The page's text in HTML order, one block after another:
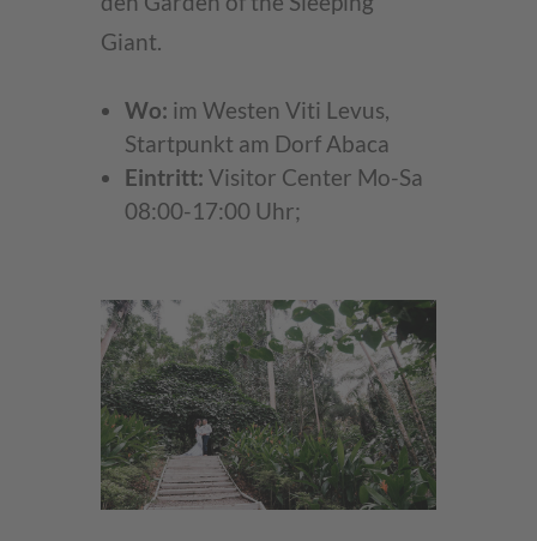
Giant.
Wo: im Westen Viti Levus,
Startpunkt am Dorf Abaca
Eintritt: Visitor Center Mo-Sa
08:00-17:00 Uhr;